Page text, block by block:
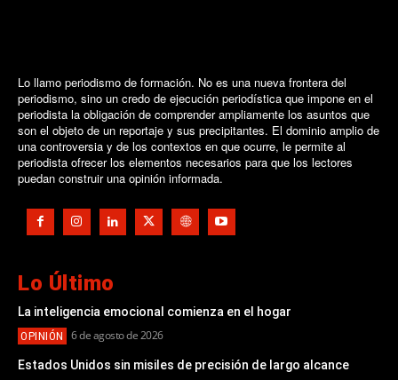
Lo llamo periodismo de formación. No es una nueva frontera del
periodismo, sino un credo de ejecución periodística que impone en el
periodista la obligación de comprender ampliamente los asuntos que
son el objeto de un reportaje y sus precipitantes. El dominio amplio de
una controversia y de los contextos en que ocurre, le permite al
periodista ofrecer los elementos necesarios para que los lectores
puedan construir una opinión informada.
Lo Último
La inteligencia emocional comienza en el hogar
OPINIÓN 6 de agosto de 2026
Estados Unidos sin misiles de precisión de largo alcance